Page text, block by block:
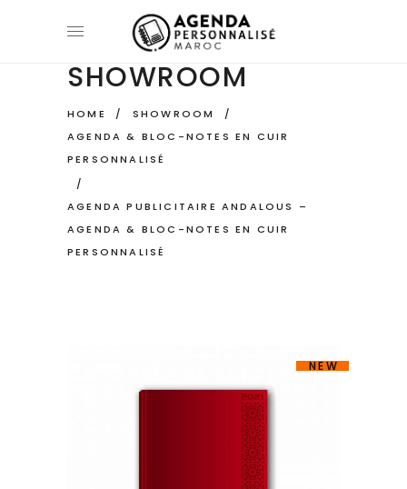
SHOWROOM
HOME / SHOWROOM
/
AGENDA & BLOC-NOTES EN CUIR
PERSONNALISÉ
/
AGENDA PUBLICITAIRE ANDALOUS –
AGENDA & BLOC-NOTES EN CUIR
PERSONNALISÉ
NEW